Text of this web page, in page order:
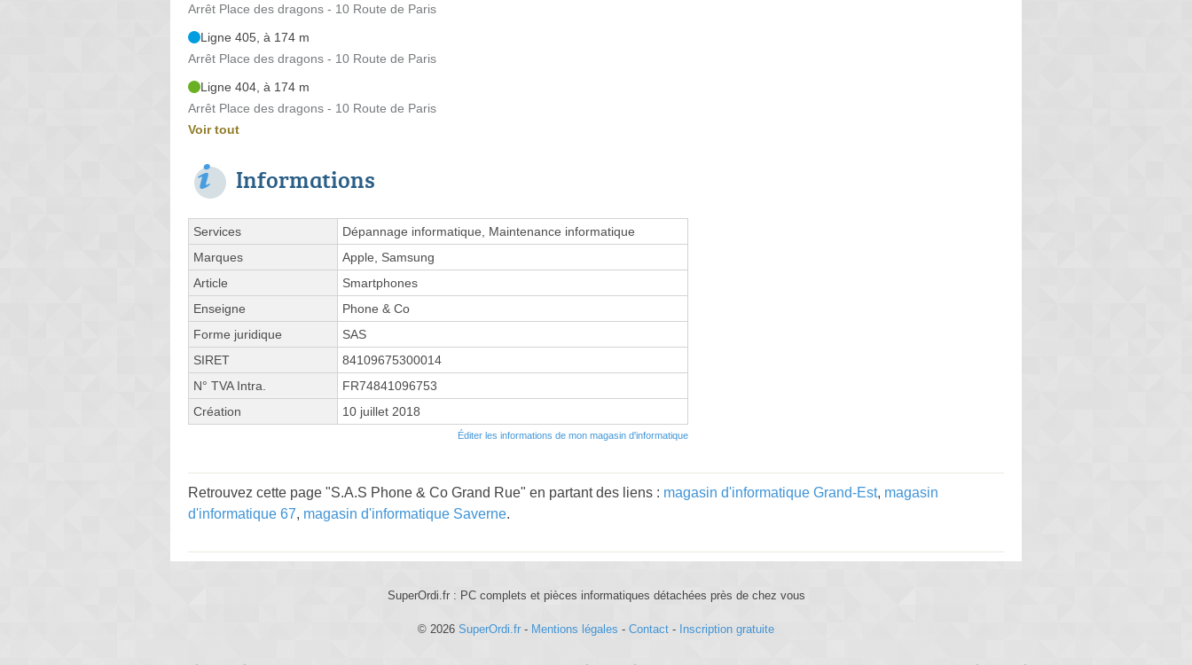
Arrêt Place des dragons - 10 Route de Paris
Ligne 405, à 174 m
Arrêt Place des dragons - 10 Route de Paris
Ligne 404, à 174 m
Arrêt Place des dragons - 10 Route de Paris
Voir tout
Informations
Services
Dépannage informatique, Maintenance informatique
Marques
Apple, Samsung
Article
Smartphones
Enseigne
Phone & Co
Forme juridique
SAS
SIRET
84109675300014
N° TVA Intra.
FR74841096753
Création
10 juillet 2018
Éditer les informations de mon magasin d'informatique
Retrouvez cette page "S.A.S Phone & Co Grand Rue" en partant des liens : magasin d'informatique Grand-Est, magasin
d'informatique 67, magasin d'informatique Saverne.
SuperOrdi.fr : PC complets et pièces informatiques détachées près de chez vous
© 2026 SuperOrdi.fr - Mentions légales - Contact - Inscription gratuite